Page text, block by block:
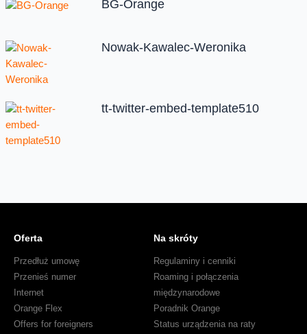
BG-Orange
Nowak-Kawalec-Weronika
tt-twitter-embed-template510
Oferta
Przedłuż umowę
Przenieś numer
Internet
Orange Flex
Offers for foreigners
Na skróty
Regulaminy i cenniki
Roaming i połączenia
międzynarodowe
Poradnik Orange
Status urządzenia na raty